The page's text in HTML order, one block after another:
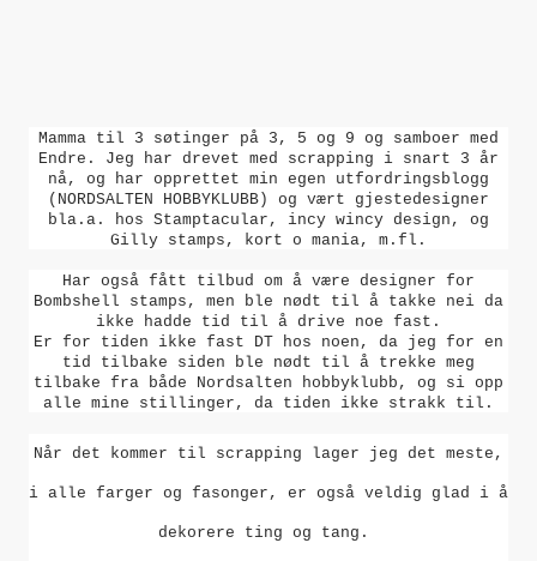
Mamma til 3 søtinger på 3, 5 og 9 og samboer med
Endre. Jeg har drevet med scrapping i snart 3 år
nå, og har opprettet min egen utfordringsblogg
(NORDSALTEN HOBBYKLUBB) og vært gjestedesigner
bla.a. hos Stamptacular, incy wincy design, og
Gilly stamps, kort o mania, m.fl.
Har også fått tilbud om å være designer for
Bombshell stamps, men ble nødt til å takke nei da
ikke hadde tid til å drive noe fast.
Er for tiden ikke fast DT hos noen, da jeg for en
tid tilbake siden ble nødt til å trekke meg
tilbake fra både Nordsalten hobbyklubb, og si opp
alle mine stillinger, da tiden ikke strakk til.
Når det kommer til scrapping lager jeg det meste,
i alle farger og fasonger, er også veldig glad i å
dekorere ting og tang.